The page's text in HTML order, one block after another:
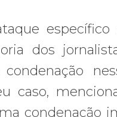
dos
caso,
condenação